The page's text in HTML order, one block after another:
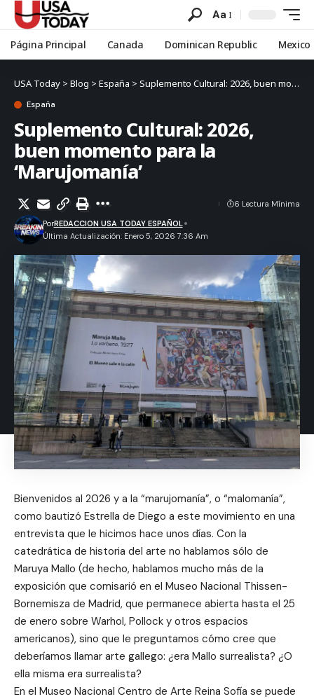
Aa
Página Principal Canada Dominican Republic Mexico
USA Today > Blog > España > Suplemento Cultural: 2026, buen momento para la ‘Marujomanía’
España
Suplemento Cultural: 2026,
buen momento para la
‘Marujomanía’
Última Actualización: Enero 5, 2026 7:36 Am
PorREDACCION USA TODAY ESPAÑOL
6 Lectura Mínima
Bienvenidos al 2026 y a la “marujomanía”, o “malomanía”,
como bautizó Estrella de Diego a este movimiento en una
entrevista que le hicimos hace unos días. Con la
catedrática de historia del arte no hablamos sólo de
Maruya Mallo (de hecho, hablamos mucho más de la
exposición que comisarió en el Museo Nacional Thissen-
Bornemisza de Madrid, que permanece abierta hasta el 25
de enero sobre Warhol, Pollock y otros espacios
americanos), sino que le preguntamos cómo cree que
deberíamos llamar arte gallego: ¿era Mallo surrealista? ¿O
ella misma era surrealista?
En el Museo Nacional Centro de Arte Reina Sofía se puede